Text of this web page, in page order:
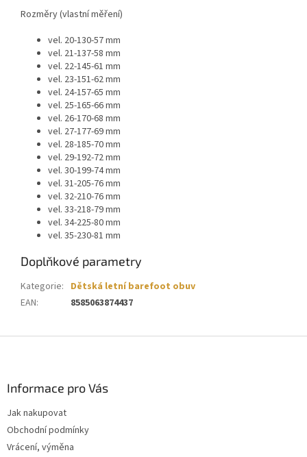
Rozměry (vlastní měření)
vel. 20-130-57 mm
vel. 21-137-58 mm
vel. 22-145-61 mm
vel. 23-151-62 mm
vel. 24-157-65 mm
vel. 25-165-66 mm
vel. 26-170-68 mm
vel. 27-177-69 mm
vel. 28-185-70 mm
vel. 29-192-72 mm
vel. 30-199-74 mm
vel. 31-205-76 mm
vel. 32-210-76 mm
vel. 33-218-79 mm
vel. 34-225-80 mm
vel. 35-230-81 mm
Doplňkové parametry
Kategorie: Dětská letní barefoot obuv
EAN: 8585063874437
Informace pro Vás
Jak nakupovat
Obchodní podmínky
Vrácení, výměna